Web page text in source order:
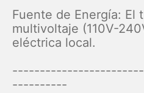
Fuente de Energía: El
multivoltaje (110V-
eléctrica local.
----------